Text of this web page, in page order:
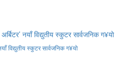
विद्युतीय स्कुटर सार्वजनिक ग¥यो